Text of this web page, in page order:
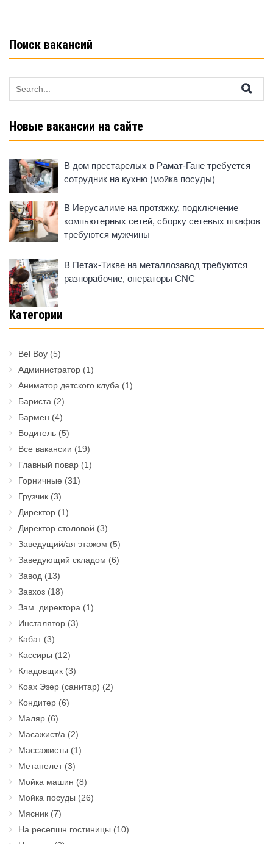
Поиск вакансий
for:
Новые вакансии на сайте
В дом престарелых в Рамат-Гане требуется
сотрудник на кухню (мойка посуды)
В Иерусалиме на протяжку, подключение
компьютерных сетей, сборку сетевых шкафов
требуются мужчины
В Петах-Тикве на металлозавод требуются
разнорабочие, операторы CNC
Категории
Bel Boy (5)
Администратор (1)
Аниматор детского клуба (1)
Бариста (2)
Бармен (4)
Водитель (5)
Все вакансии (19)
Главный повар (1)
Горничные (31)
Грузчик (3)
Директор (1)
Директор столовой (3)
Заведущий/ая этажом (5)
Заведующий складом (6)
Завод (13)
Завхоз (18)
Зам. директора (1)
Инсталятор (3)
Кабат(3)
Кассиры (12)
Кладовщик (3)
Коах Эзер (санитар) (2)
Кондитер (6)
Маляр (6)
Масажист/а (2)
Массажисты (1)
Метапелет(3)
Мойка машин (8)
Мойка посуды (26)
Мясник (7)
На ресепшн гостиницы (10)